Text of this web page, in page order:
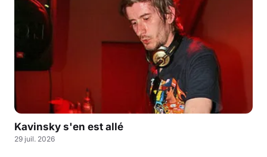
Kavinsky s'en est allé
29 juil. 2026